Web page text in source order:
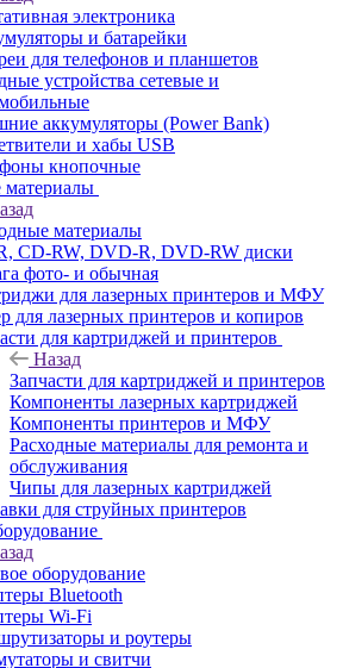
электроника
и батарейки
для телефонов и планшетов
устройства сетевые и
аккумуляторы (Power Bank)
и хабы USB
кнопочные
материалы
материалы
CD-RW, DVD-R, DVD-RW диски
фото- и обычная
для лазерных принтеров и МФУ
для лазерных принтеров и копиров
для картриджей и принтеров
Назад
Запчасти для картриджей и принтеров
Компоненты лазерных картриджей
Компоненты принтеров и МФУ
Расходные материалы для ремонта и
обслуживания
Чипы для лазерных картриджей
для струйных принтеров
оборудование
Bluetooth
Wi-Fi
и роутеры
и свитчи